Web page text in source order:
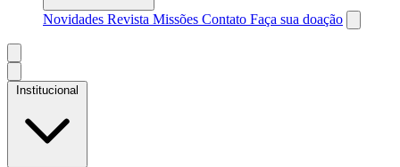
Novidades Revista Missões Contato Faça sua doação
Institucional